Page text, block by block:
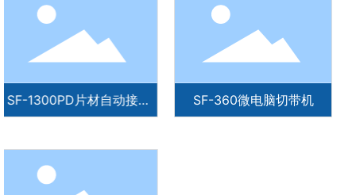
片材自动接料
SF-360微电脑切带机